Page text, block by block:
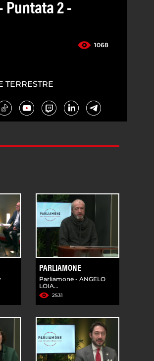
Puntata 2 -
1068
TERRESTRE
PARLIAMONE
Parliamone - ANGELO
LOIA...
2531